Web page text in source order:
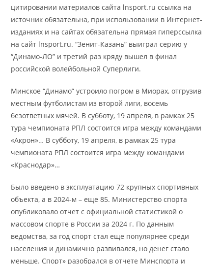
цитировании материалов сайта lnsport.ru ссылка на
источник обязательна, при использовании в Интернет-
изданиях и на сайтах обязательна прямая гиперссылка
на сайт lnsport.ru. “Зенит-Казань” выиграл серию у
“Динамо-ЛО” и третий раз кряду вышел в финал
российской волейбольной Суперлиги.
Минское “Динамо” устроило погром в Миорах, отгрузив
местным футболистам из второй лиги, восемь
безответных мячей. В субботу, 19 апреля, в рамках 25
тура чемпионата РПЛ состоится игра между командами
«Акрон»… В субботу, 19 апреля, в рамках 25 тура
чемпионата РПЛ состоится игра между командами
«Краснодар»…
Было введено в эксплуатацию 72 крупных спортивных
объекта, а в 2024-м – еще 85. Министерство спорта
опубликовало отчет с официальной статистикой о
массовом спорте в России за 2024 г. По данным
ведомства, за год спорт стал еще популярнее среди
населения и динамично развивался, но денег стало
меньше. Спорт» разобрался в отчете Минспорта и